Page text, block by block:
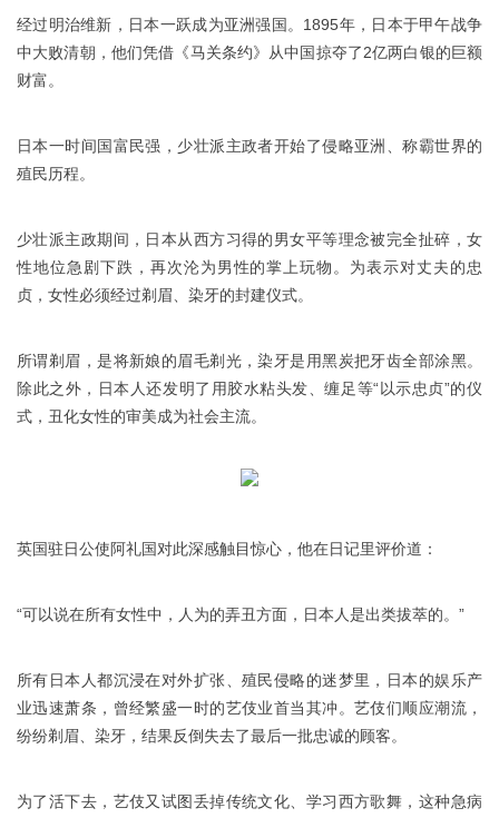
经过明治维新，日本一跃成为亚洲强国。1895年，日本于甲午战争
中大败清朝，他们凭借《马关条约》从中国掠夺了2亿两白银的巨额
财富。
日本一时间国富民强，少壮派主政者开始了侵略亚洲、称霸世界的
殖民历程。
少壮派主政期间，日本从西方习得的男女平等理念被完全扯碎，女
性地位急剧下跌，再次沦为男性的掌上玩物。为表示对丈夫的忠
贞，女性必须经过剃眉、染牙的封建仪式。
所谓剃眉，是将新娘的眉毛剃光，染牙是用黑炭把牙齿全部涂黑。
除此之外，日本人还发明了用胶水粘头发、缠足等“以示忠贞”的仪
式，丑化女性的审美成为社会主流。
英国驻日公使阿礼国对此深感触目惊心，他在日记里评价道：
“可以说在所有女性中，人为的弄丑方面，日本人是出类拔萃的。”
所有日本人都沉浸在对外扩张、殖民侵略的迷梦里，日本的娱乐产
业迅速萧条，曾经繁盛一时的艺伎业首当其冲。艺伎们顺应潮流，
纷纷剃眉、染牙，结果反倒失去了最后一批忠诚的顾客。
为了活下去，艺伎又试图丢掉传统文化、学习西方歌舞，这种急病